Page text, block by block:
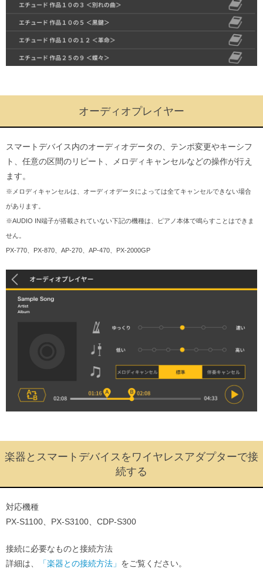
オーディオプレイヤー
スマートデバイス内のオーディオデータの、テンポ変更やキーシフ
ト、任意の区間のリピート、メロディキャンセルなどの操作が行え
ます。
※メロディキャンセルは、オーディオデータによっては全てキャンセルできない場合
があります。
※AUDIO IN端子が搭載されていない下記の機種は、ピアノ本体で鳴らすことはできま
せん。
PX-770、PX-870、AP-270、AP-470、PX-2000GP
楽器とスマートデバイスをワイヤレスアダプターで接
続する
対応機種
PX-S1100、PX-S3100、CDP-S300
接続に必要なものと接続方法
詳細は、
「楽器との接続方法」 をご覧ください。